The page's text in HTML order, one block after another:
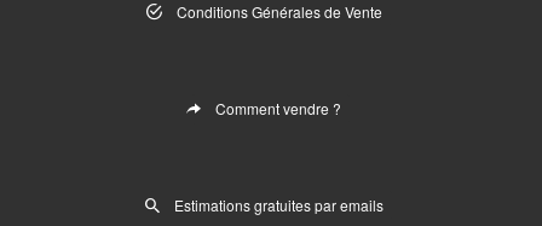
Conditions Générales de Vente
Comment vendre ?
Estimations gratuites par emails